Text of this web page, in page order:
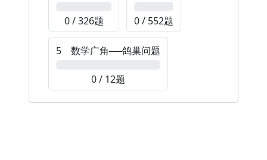
0 / 326题 0 / 552题
5 数学广角──鸽巢问题
0 / 12题